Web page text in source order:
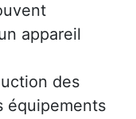
appareil
des
équipements